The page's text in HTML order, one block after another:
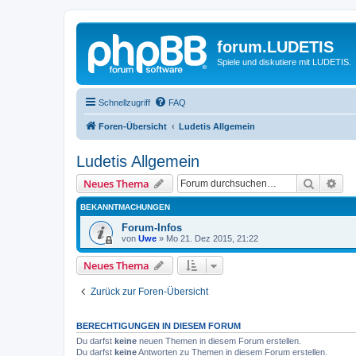
forum.LUDETIS
Spiele und diskutiere mit LUDETIS.
Schnellzugriff FAQ
Foren-Übersicht Ludetis Allgemein
Ludetis Allgemein
Neues Thema Suche
BEKANNTMACHUNGEN
Forum-Infos
von Uwe » Mo 21. Dez 2015, 21:22
Neues Thema
Zurück zur Foren-Übersicht
BERECHTIGUNGEN IN DIESEM FORUM
Du darfst keine neuen Themen in diesem Forum erstellen.
Du darfst keineAntworten zu Themen in diesem Forum erstellen.